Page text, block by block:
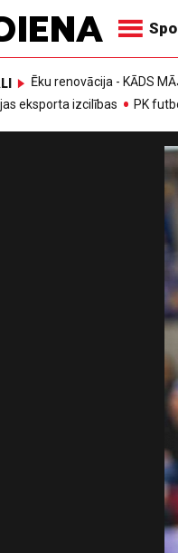
Ēku renovācija - KĀDS
eksporta izcilības
PK